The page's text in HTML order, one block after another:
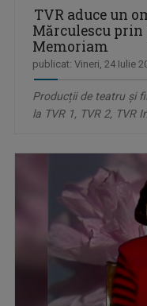
TVR aduce un
Mărculescu prin
Memoriam
publicat: Vineri, 24 Iulie
Producții de teatru și
la TVR 1, TVR 2, TVR